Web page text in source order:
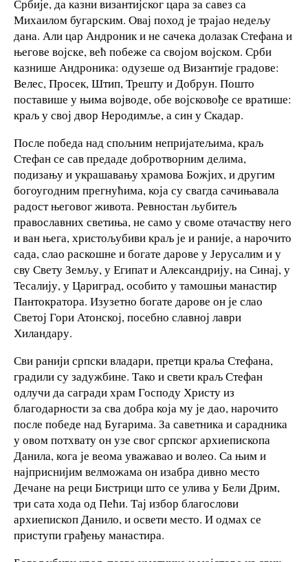
Србије, да казни византијског цара за савез са
Михаилом бугарским. Овај поход је трајао недељу
дана. Али цар Андроник и не сачека долазак Стефана и
његове војске, већ побеже са својом војском. Срби
казнише Андроника: одузеше од Византије градове:
Велес, Просек, Штип, Трешту и Добрун. Пошто
поставише у њима војводе, обе војсковође се вратише:
краљ у свој двор Неродимље, а син у Скадар.
После победа над спољним непријатељима, краљ
Стефан се сав предаде добротворним делима,
подизању и украшавању храмова Божјих, и другим
богоугодним прегнућима, која су свагда сачињавала
радост његовог живота. Ревностан љубитељ
православних светиња, не само у своме отачаству него
и ван њега, христољубиви краљ је и раније, а нарочито
сада, слао раскошне и богате дарове у Јерусалим и у
сву Свету Земљу, у Египат и Александрију, на Синај, у
Тесалију, у Цариград, особито у тамошњи манастир
Пантократора. Изузетно богате дарове он је слао
Светој Гори Атонској, посебно славној лаври
Хиландару.
Сви ранији српски владари, претци краља Стефана,
градили су задужбине. Тако и свети краљ Стефан
одлучи да сагради храм Господу Христу из
благодарности за сва добра која му је дао, нарочито
после победе над Бугарима. За саветника и сарадника
у овом потхвату он узе свог српског архиепископа
Данила, кога је веома уважавао и волео. Са њим и
најприснијим велможама он изабра дивно место
Дечане на реци Бистрици што се улива у Бели Дрим,
три сата хода од Пећи. Тај избор благослови
архиепископ Данило, и освети место. И одмах се
приступи грађењу манастира.